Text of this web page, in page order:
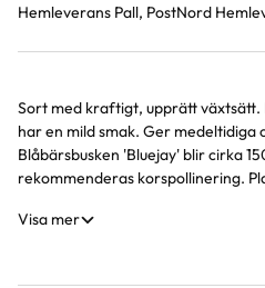
Hemleverans Pall, PostNord
Sort med kraftigt, upprätt
har en mild smak. Ger medeltidiga
Blåbärsbusken 'Bluejay' blir cirka
rekommenderas korspollinering.
Visa mer